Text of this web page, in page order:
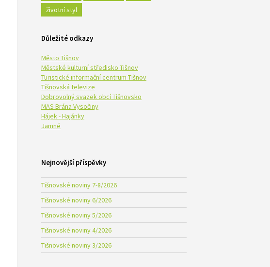
životní styl
Důležité odkazy
Město Tišnov
Městské kulturní středisko Tišnov
Turistické informační centrum Tišnov
Tišnovská televize
Dobrovolný svazek obcí Tišnovsko
MAS Brána Vysočiny
Hájek - Hajánky
Jamné
Nejnovější příspěvky
Tišnovské noviny 7-8/2026
Tišnovské noviny 6/2026
Tišnovské noviny 5/2026
Tišnovské noviny 4/2026
Tišnovské noviny 3/2026